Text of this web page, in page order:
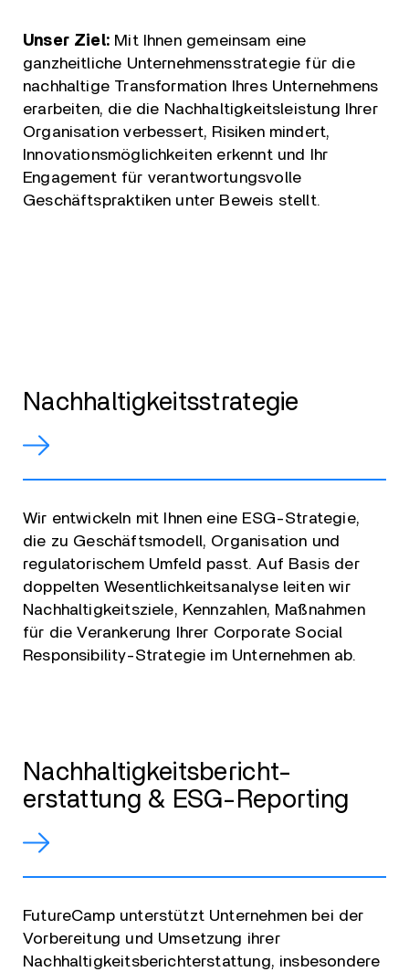
Unser Ziel:Mit Ihnen gemeinsam eine
ganzheitliche Unternehmensstrategie für die
nachhaltige Transformation Ihres Unternehmens
erarbeiten, die die Nachhaltigkeitsleistung Ihrer
Organisation verbessert, Risiken mindert,
Innovationsmöglichkeiten erkennt und Ihr
Engagement für verantwortungsvolle
Geschäftspraktiken unter Beweis stellt.
Nachhaltigkeitsstrategie
Wir entwickeln mit Ihnen eine ESG-Strategie,
die zu Geschäftsmodell, Organisation und
regulatorischem Umfeld passt. Auf Basis der
doppelten Wesentlichkeitsanalyse leiten wir
Nachhaltigkeitsziele, Kennzahlen, Maßnahmen
für die Verankerung Ihrer Corporate Social
Responsibility-Strategie im Unternehmen ab.
Nachhaltigkeitsbericht-
erstattung & ESG-Reporting
FutureCamp unterstützt Unternehmen bei der
Vorbereitung und Umsetzung ihrer
Nachhaltigkeitsberichterstattung, insbesondere